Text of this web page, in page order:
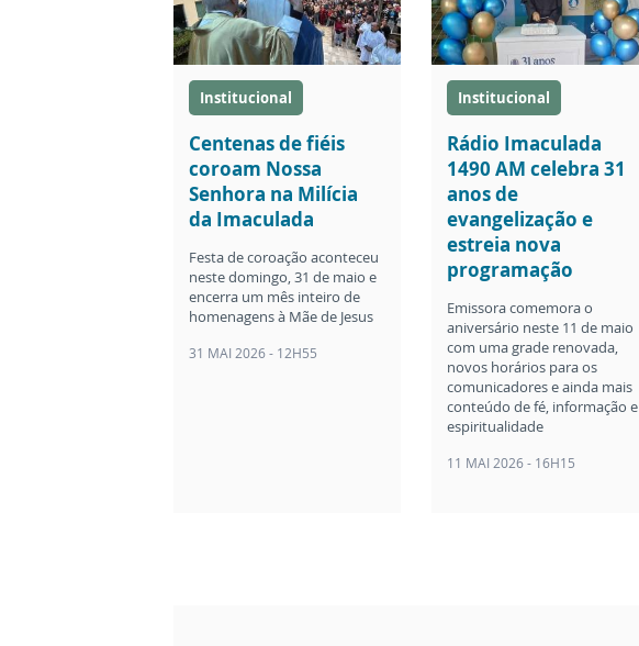
Institucional
Centenas de fiéis
coroam Nossa
Senhora na Milícia
da Imaculada
Festa de coroação aconteceu
neste domingo, 31 de maio e
encerra um mês inteiro de
homenagens à Mãe de Jesus
31 MAI 2026 - 12H55
Institucional
Rádio Imaculada
1490 AM celebra 31
anos de
evangelização e
estreia nova
programação
Emissora comemora o
aniversário neste 11 de maio
com uma grade renovada,
novos horários para os
comunicadores e ainda mais
conteúdo de fé, informação e
espiritualidade
11 MAI 2026 - 16H15